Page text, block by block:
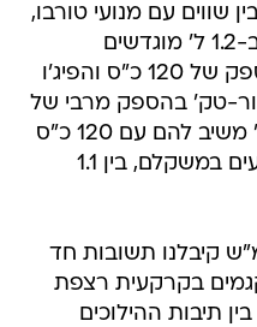
שווים עם מנועי טורבו,
שכן שני הצרפתים חמושים ב-1.2 ל' מוגדשים
ועכשוויים; רנו 4 בוכנות בהספק של 120 כ"ס והפיג'ו
'פיור-טק' בהספק מרבי של
110 כ"ס. הויטרה בנפח 1.6 ל' משיב להם עם 120 כ"ס
אטמוספריים. כולם די ממוצעים במשקלם, בין 1.1
ההאצות ל-100 קמ"ש קיבלנו תשובות חד
בקרקעית רצפת
תיבות ההילוכים